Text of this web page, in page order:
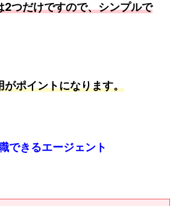
2つだけですので、シンプルで
がポイントになります。
できるエージェント